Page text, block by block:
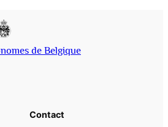
de Belgique
Contact